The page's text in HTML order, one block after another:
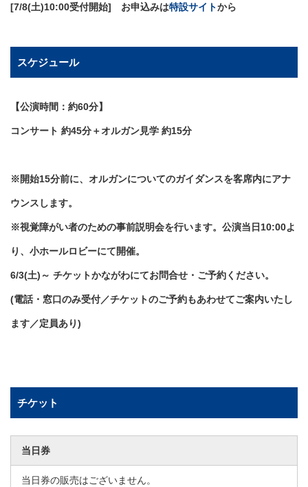
[7/8(土)10:00受付開始] お申込みは特設サイトから
スケジュール
【公演時間：約60分】
コンサート 約45分＋オルガン見学 約15分
※開始15分前に、オルガンについてのガイダンスを客席内にアナ
ウンスします。
※視覚障がい者のための事前説明会を行います。公演当日10:00よ
り、小ホールロビーにて開催。
6/3(土)～ チケットかながわにてお問合せ・ご予約ください。
(電話・窓口のみ受付／チケットのご予約もあわせてご案内いたし
ます／定員あり)
チケット
当日券
当日券の販売はございません。